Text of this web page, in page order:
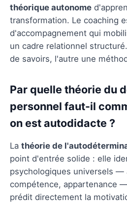
théorique autonome
transformation. Le coaching
d'accompagnement qui
un cadre relationnel
de savoirs, l'autre une
Par quelle théorie du
personnel faut-il
on est autodidacte ?
La théorie de
point d'entrée solide : elle
psychologiques universels —
compétence, appartenance
prédit directement la